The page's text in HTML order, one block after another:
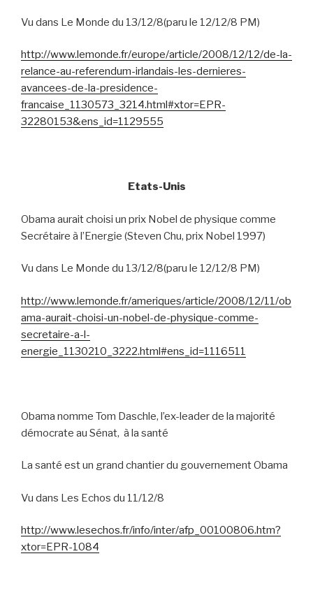
Vu dans Le Monde du 13/12/8(paru le 12/12/8 PM)
http://www.lemonde.fr/europe/article/2008/12/12/de-la-
relance-au-referendum-irlandais-les-dernieres-
avancees-de-la-presidence-
francaise_1130573_3214.html#xtor=EPR-
32280153&ens_id=1129555
Etats-Unis
Obama aurait choisi un prix Nobel de physique comme
Secrétaire à l’Energie (Steven Chu, prix Nobel 1997)
Vu dans Le Monde du 13/12/8(paru le 12/12/8 PM)
http://www.lemonde.fr/ameriques/article/2008/12/11/ob
ama-aurait-choisi-un-nobel-de-physique-comme-
secretaire-a-l-
energie_1130210_3222.html#ens_id=1116511
Obama nomme Tom Daschle, l’ex-leader de la majorité
démocrate au Sénat, à la santé
La santé est un grand chantier du gouvernement Obama
Vu dans Les Echos du 11/12/8
http://www.lesechos.fr/info/inter/afp_00100806.htm?
xtor=EPR-1084